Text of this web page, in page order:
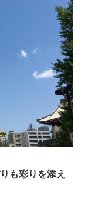
も彩りを添え